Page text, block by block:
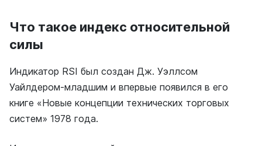
Что такое индекс относительной
силы
Индикатор RSI был создан Дж. Уэллсом
Уайлдером-младшим и впервые появился в его
книге «Новые концепции технических торговых
систем» 1978 года.